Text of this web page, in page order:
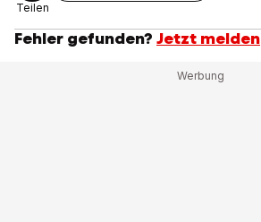
Teilen
Fehler gefunden? Jetzt melden